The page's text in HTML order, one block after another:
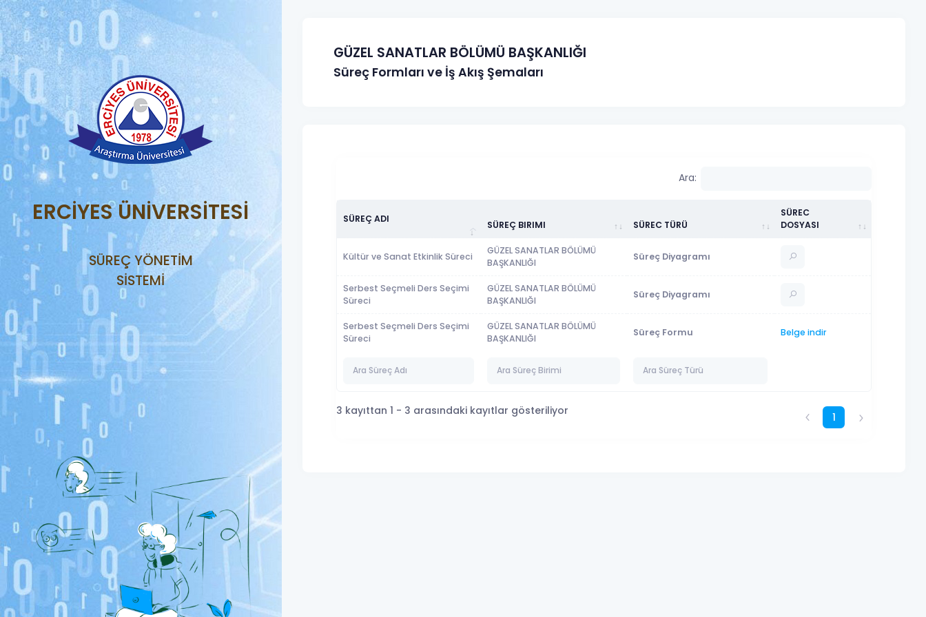
ERCİYES ÜNİVERSİTESİ
SÜREÇ YÖNETİM
SİSTEMİ
GÜZEL SANATLAR BÖLÜMÜ BAŞKANLIĞI
Süreç Formları ve İş Akış Şemaları
Ara:
SÜREÇ ADI
SÜREÇ BIRIMI SÜREC TÜRÜ
SÜREC
DOSYASI
Kültür ve Sanat Etkinlik Süreci
GÜZEL SANATLAR BÖLÜMÜ
BAŞKANLIĞI
Süreç Diyagramı
Serbest Seçmeli Ders Seçimi
Süreci
GÜZEL SANATLAR BÖLÜMÜ
BAŞKANLIĞI
Süreç Diyagramı
Serbest Seçmeli Ders Seçimi
Süreci
GÜZEL SANATLAR BÖLÜMÜ
BAŞKANLIĞI
Süreç Formu Belge indir
3 kayıttan 1 - 3 arasındaki kayıtlar gösteriliyor 1